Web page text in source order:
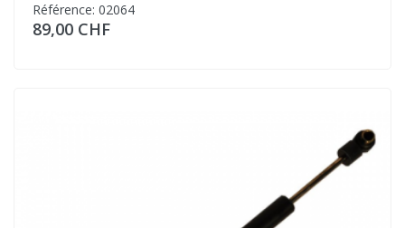
Référence: 02064
89,00 CHF